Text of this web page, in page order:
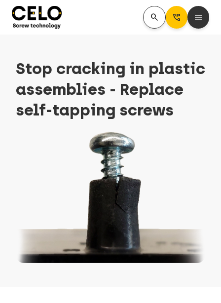
search Perm_Phone_Msg menu
Stop cracking in plastic
assemblies - Replace
self-tapping screws